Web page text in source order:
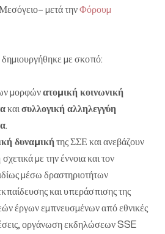
μετά τηνΦόρουμ
με σκοπό:
μορφώνατομική κοινωνική
και συλλογική αλληλεγγύη
δυναμική της ΣΣΕ και ανεβάζουν
σχετικά με την έννοια και τον
μέσω δραστηριοτήτων
και υπεράσπισης της
έργων εμπνευσμένων από εθνικές
οργάνωση εκδηλώσεων SSE